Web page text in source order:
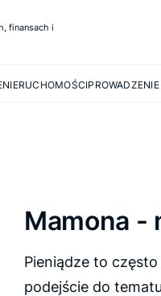
finansach i
NIERUCHOMOŚCI
Mamona -
Pieniądze to
podejście do